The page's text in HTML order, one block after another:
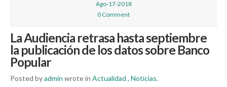
Ago-17-2018
0 Comment
La Audiencia retrasa hasta septiembre
la publicación de los datos sobre Banco
Popular
Posted byadmin wrote in Actualidad , Noticias.